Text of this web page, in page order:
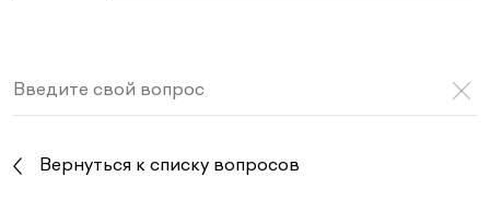
Вернуться к списку вопросов